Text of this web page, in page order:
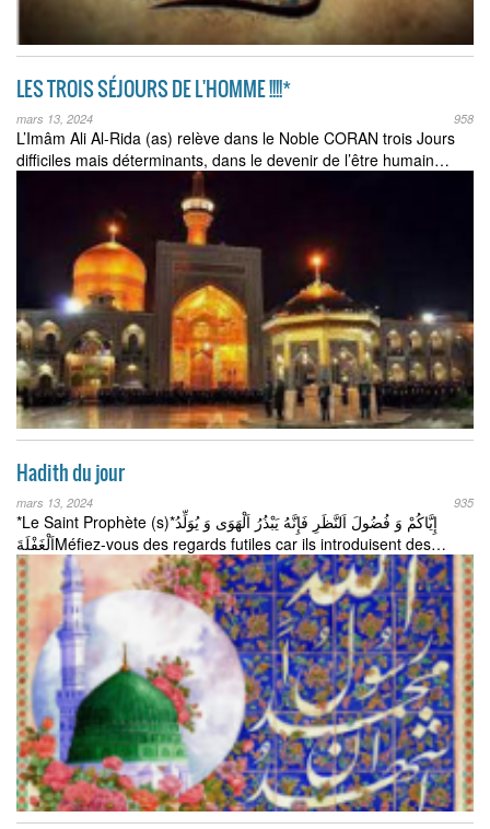
LES TROIS SÉJOURS DE L'HOMME !!!!*
mars 13, 2024 958
L’Imâm Ali Al-Rida (as) relève dans le Noble CORAN trois Jours
difficiles mais déterminants, dans le devenir de l’être humain…
Hadith du jour
mars 13, 2024 935
*Le Saint Prophète (s)*إِيَّاكُمْ وَ فُضُولَ اَلنَّظَرِ فَإِنَّهُ يَبْذُرُ اَلْهَوَى وَ يُوَلِّدُ
اَلْغَفْلَةَMéfiez-vous des regards futiles car ils introduisent des…